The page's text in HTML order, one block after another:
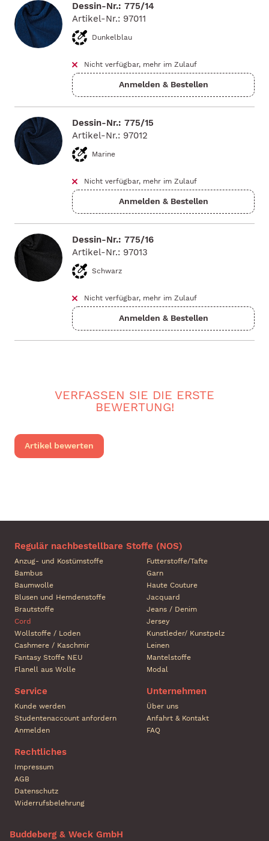
Dessin-Nr.: 775/14
Artikel-Nr.: 97011
Dunkelblau
Nicht verfügbar, mehr im Zulauf
Dessin-Nr.: 775/15
Artikel-Nr.: 97012
Marine
Nicht verfügbar, mehr im Zulauf
Dessin-Nr.: 775/16
Artikel-Nr.: 97013
Schwarz
Nicht verfügbar, mehr im Zulauf
VERFASSEN SIE DIE ERSTE
BEWERTUNG!
Artikel bewerten
Regulär nachbestellbare Stoffe (NOS)
Anzug- und Kostümstoffe
Bambus
Baumwolle
Blusen und Hemdenstoffe
Brautstoffe
Cord
Wollstoffe / Loden
Cashmere / Kaschmir
Fantasy Stoffe NEU
Flanell aus Wolle
Futterstoffe/Tafte
Garn
Haute Couture
Jacquard
Jeans / Denim
Jersey
Kunstleder/ Kunstpelz
Leinen
Mantelstoffe
Modal
Service
Kunde werden
Studentenaccount anfordern
Anmelden
Unternehmen
Über uns
Anfahrt & Kontakt
FAQ
Rechtliches
Impressum
AGB
Datenschutz
Widerrufsbelehrung
Buddeberg & Weck GmbH